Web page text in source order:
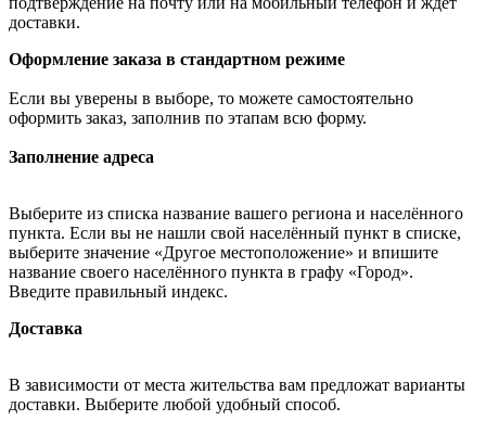
доставки.
Оформление заказа в стандартном режиме
Если вы уверены в выборе, то можете самостоятельно
оформить заказ, заполнив по этапам всю форму.
Заполнение адреса
Выберите из списка название вашего региона и населённого
пункта. Если вы не нашли свой населённый пункт в списке,
выберите значение «Другое местоположение» и впишите
название своего населённого пункта в графу «Город».
Введите правильный индекс.
Доставка
В зависимости от места жительства вам предложат варианты
доставки. Выберите любой удобный способ.